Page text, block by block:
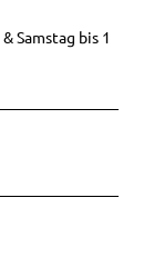
Samstag bis 1